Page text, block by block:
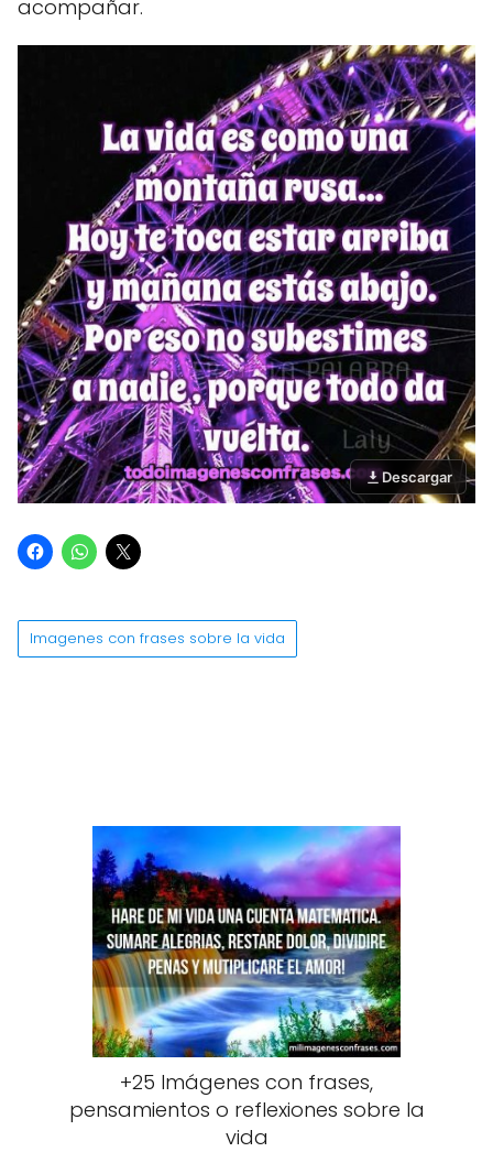
acompañar.
Descargar
Imagenes con frases sobre la vida
+25 Imágenes con frases,
pensamientos o reflexiones sobre la
vida